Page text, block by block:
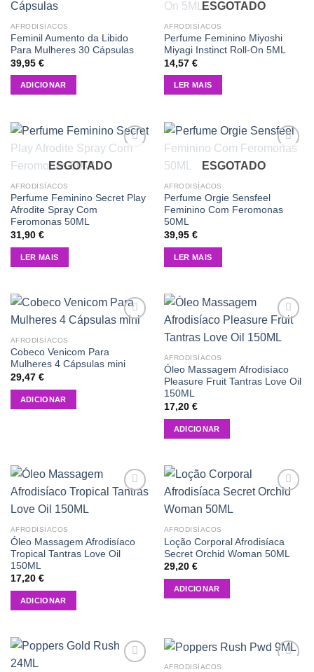
AFRODISÍACOS
Feminil Aumento da Libido
Para Mulheres 30 Cápsulas
39,95 €
ADICIONAR
ESGOTADO
AFRODISÍACOS
Perfume Feminino Miyoshi
Miyagi Instinct Roll-On 5ML
14,57 €
LER MAIS
ESGOTADO
AFRODISÍACOS
Perfume Feminino Secret Play
Afrodite Spray Com
Feromonas 50ML
31,90 €
LER MAIS
ESGOTADO
AFRODISÍACOS
Perfume Orgie Sensfeel
Feminino Com Feromonas
50ML
39,95 €
LER MAIS
AFRODISÍACOS
Cobeco Venicom Para
Mulheres 4 Cápsulas mini
29,47 €
ADICIONAR
wishlist
AFRODISÍACOS
Óleo Massagem Afrodisíaco
Pleasure Fruit Tantras Love Oil
150ML
17,20 €
ADICIONAR
AFRODISÍACOS
Óleo Massagem Afrodisíaco
Tropical Tantras Love Oil
150ML
17,20 €
ADICIONAR
AFRODISÍACOS
Loção Corporal Afrodisíaca
Secret Orchid Woman 50ML
29,20 €
ADICIONAR
AFRODISÍACOS